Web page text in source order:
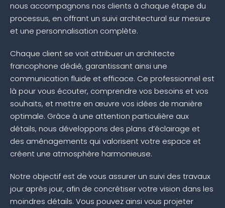
nous accompagnons nos clients à chaque étape du
processus, en offrant un suivi architectural sur mesure
et une personnalisation complète.
Chaque client se voit attribuer un architecte
francophone dédié, garantissant ainsi une
communication fluide et efficace. Ce professionnel est
là pour vous écouter, comprendre vos besoins et vos
souhaits, et mettre en œuvre vos idées de manière
optimale. Grâce à une attention particulière aux
détails, nous développons des plans d’éclairage et
des aménagements qui valorisent votre espace et
créent une atmosphère harmonieuse.
Notre objectif est de vous assurer un suivi des travaux
jour après jour, afin de concrétiser votre vision dans les
moindres détails. Vous pouvez ainsi vous projeter